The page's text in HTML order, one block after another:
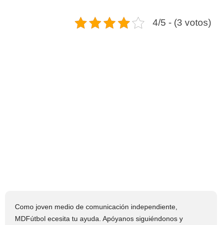
4/5 - (3 votos)
Como joven medio de comunicación independiente,
MDFútbol ecesita tu ayuda. Apóyanos siguiéndonos y